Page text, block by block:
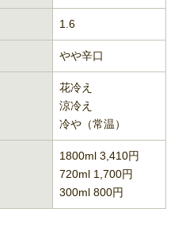
1.6
やや辛口
花冷え
涼冷え
冷や（常温）
1800ml 3,410円
720ml 1,700円
300ml 800円